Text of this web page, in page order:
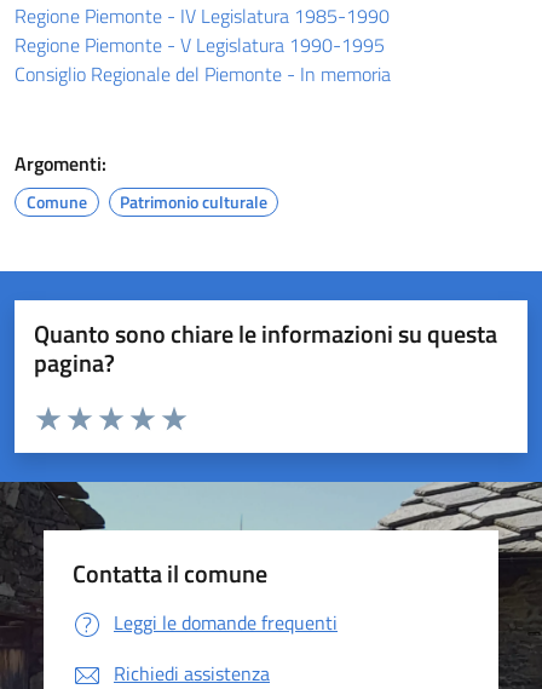
Regione Piemonte - IV Legislatura 1985-1990
Regione Piemonte - V Legislatura 1990-1995
Consiglio Regionale del Piemonte - In memoria
Argomenti:
Comune Patrimonio culturale
Quanto sono chiare le informazioni su questa
pagina?
Valuta da 1 a 5 stelle la pagina
Valuta 5 stelle su 5
Valuta 4 stelle su 5
Valuta 3 stelle su 5
Valuta 2 stelle su 5
Valuta 1 stelle su 5
Contatta il comune
Leggi le domande frequenti
Richiedi assistenza